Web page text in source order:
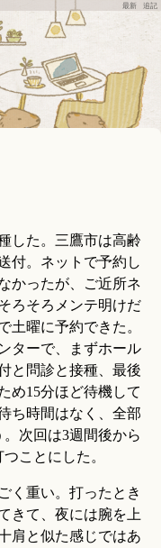
最新 追記
した。三鷹市は高齢
付。ネットで予約し
かったが、ご近所ネ
ろそろメンテ明けだ
土曜に予約できた。
ターで、まずホール
と問診と接種、最後
め15分ほど待機して
ち時間はなく、全部
次回は3週間後から
ことにした。
く重い。打ったとき
きて、夜には腕を上
肩と似た感じではあ